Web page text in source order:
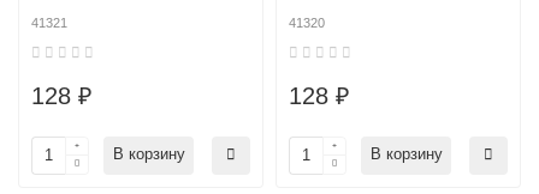
41321
128 ₽
В корзину
41320
128 ₽
В корзину